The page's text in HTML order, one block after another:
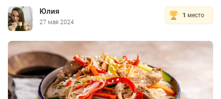
1 место
Юлия
27 мая 2024